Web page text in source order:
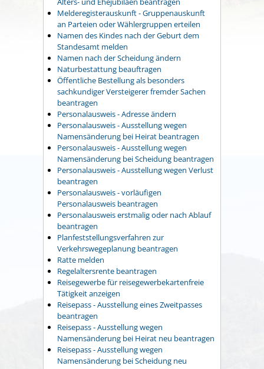
Melderegisterauskunft - Gruppenauskunft
an Parteien oder Wählergruppen erteilen
Namen des Kindes nach der Geburt dem
Standesamt melden
Namen nach der Scheidung ändern
Naturbestattung beauftragen
Öffentliche Bestellung als besonders
sachkundiger Versteigerer fremder Sachen
beantragen
Personalausweis - Adresse ändern
Personalausweis - Ausstellung wegen
Namensänderung bei Heirat beantragen
Personalausweis - Ausstellung wegen
Namensänderung bei Scheidung beantragen
Personalausweis - Ausstellung wegen Verlust
beantragen
Personalausweis - vorläufigen
Personalausweis beantragen
Personalausweis erstmalig oder nach Ablauf
beantragen
Planfeststellungsverfahren zur
Verkehrswegeplanung beantragen
Ratte melden
Regelaltersrente beantragen
Reisegewerbe für reisegewerbekartenfreie
Tätigkeit anzeigen
Reisepass - Ausstellung eines Zweitpasses
beantragen
Reisepass - Ausstellung wegen
Namensänderung bei Heirat neu beantragen
Reisepass - Ausstellung wegen
Namensänderung bei Scheidung neu